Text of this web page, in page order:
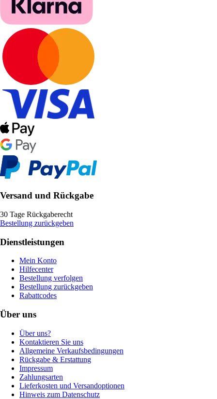
Versand und Rückgabe
30 Tage Rückgaberecht
Bestellung zurückgeben
Dienstleistungen
Mein Konto
Hilfecenter
Bestellung verfolgen
Bestellung zurückgeben
Rabattcodes
Über uns
Über uns?
Kontaktieren Sie uns
Allgemeine Verkaufsbedingungen
Rückgabe & Erstattung
Impressum
Zahlungsarten
Lieferkosten und Versandoptionen
Hinweis zum Datenschutz